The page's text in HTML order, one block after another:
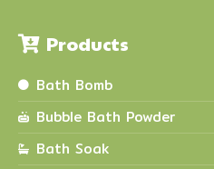
Products
Bath Bomb
Bubble Bath Powder
Bath Soak